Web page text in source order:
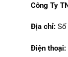
Công Ty
Địa chỉ:
Điện thoại: